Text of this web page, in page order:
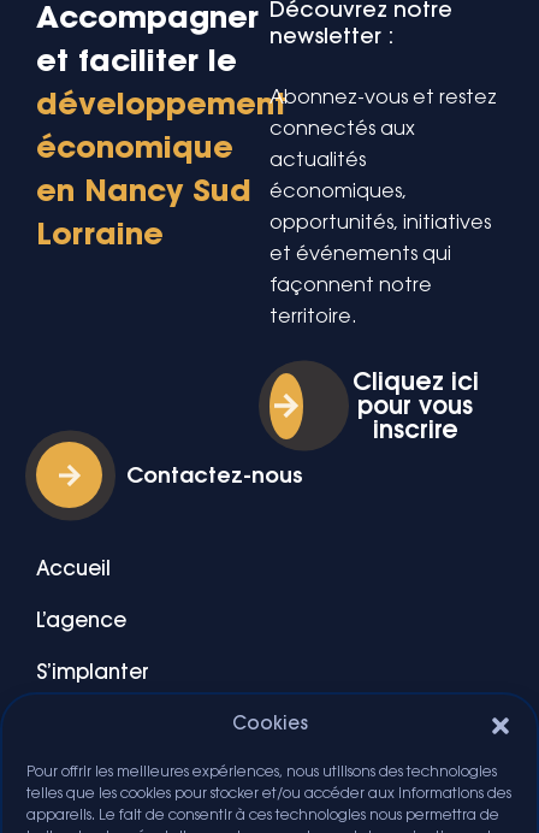
Cookies
Pour offrir les meilleures expériences, nous utilisons des technologies
telles que les cookies pour stocker et/ou accéder aux informations des
appareils. Le fait de consentir à ces technologies nous permettra de
Accompagner
et faciliter le
développement
économique
en Nancy Sud
Lorraine
Découvrez notre
newsletter :
Abonnez-vous et restez
connectés aux
actualités
économiques,
opportunités, initiatives
et événements qui
façonnent notre
territoire.
Cliquez ici
pour vous
inscrire
Contactez-nous
Accueil
L’agence
S’implanter
Ressources
Agenda